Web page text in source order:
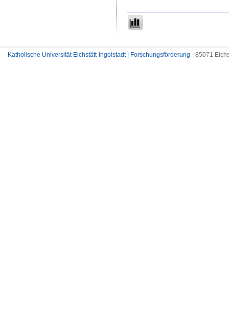
Katholische Universität Eichstätt-Ingolstadt | Forschungsförderung - 85071